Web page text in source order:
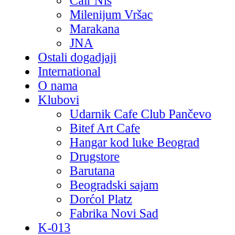
Milenijum Vršac
Marakana
JNA
Ostali dogadjaji
International
O nama
Klubovi
Udarnik Cafe Club Pančevo
Bitef Art Cafe
Hangar kod luke Beograd
Drugstore
Barutana
Beogradski sajam
Dorćol Platz
Fabrika Novi Sad
K-013